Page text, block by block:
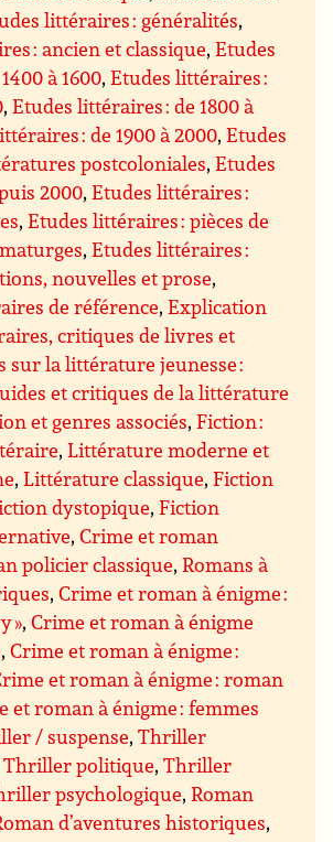
littéraires : généralités,
: ancien et classique,Etudes
à 1600,Etudes littéraires :
,Etudes littéraires : de 1800 à
: de 1900 à 2000,Etudes
postcoloniales,Etudes
2000,Etudes littéraires :
,Etudes littéraires : pièces de
,Etudes littéraires :
nouvelles et prose,
de référence,Explication
critiques de livres et
sur la littérature jeunesse :
et critiques de la littérature
et genres associés,Fiction :
,Littérature moderne et
,Littérature classique,Fiction
dystopique,Fiction
,Crime et roman
policier classique,Romans à
,Crime et roman à énigme :
»,Crime et roman à énigme
,Crime et roman à énigme :
et roman à énigme : roman
et roman à énigme : femmes
/ suspense,Thriller
Thriller politique,Thriller
psychologique,Roman
d’aventures historiques,